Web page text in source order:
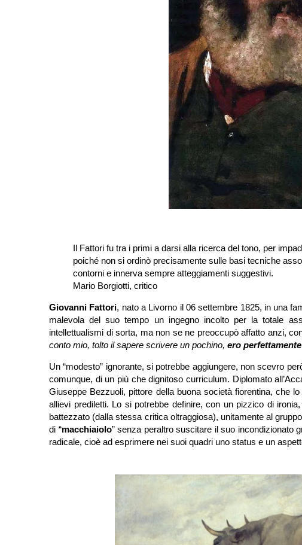
Il Fattori fu tra i primi a darsi alla ricerca del tono, per
poiché non si ordinò precisamente sulle basi tecniche
contorni e innerva sempre atteggiamenti suggestivi.
Mario Borgiotti, critico
Giovanni Fattori, nato a Livorno il 06 settembre 1825, in una
malevola del suo tempo un ingegno incolto per la totale
intellettualismi di sorta, ma non se ne preoccupò affatto anzi,
conto mio, tolto il sapere scrivere un pochino, ero
Un “modesto” ignorante, si potrebbe aggiungere, non scevro
comunque, di un più che dignitoso curriculum. Diplomato
Giuseppe Bezzuoli, pittore della buona società fiorentina, che
allievi prediletti. Lo si potrebbe definire, con un pizzico di
battezzato (dalla stessa critica oltraggiosa), unitamente al
di “macchiaiolo” senza peraltro suscitare il suo incondizionato
radicale, cioè ad esprimere nei suoi quadri uno status e un